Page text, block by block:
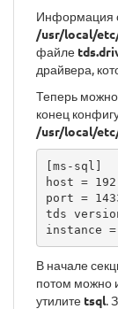
Информация
/usr/local/
файле
драйвера,
Теперь
конец
/usr/local/
[ms-sql]
host =
port =
tds
instance =
В начале
потом можно
утилите tsql.